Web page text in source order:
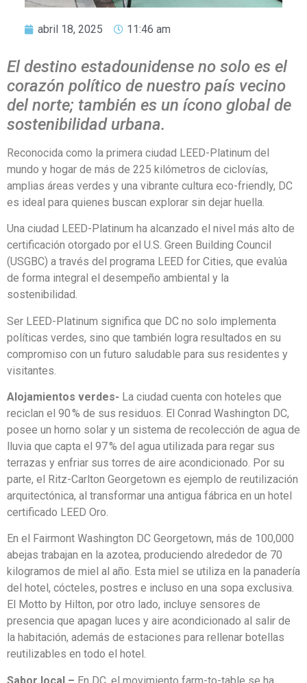
abril 18, 2025 11:46 am
El destino estadounidense no solo es el
corazón político de nuestro país vecino
del norte; también es un ícono global de
sostenibilidad urbana.
Reconocida como la primera ciudad LEED-Platinum del
mundo y hogar de más de 225 kilómetros de ciclovías,
amplias áreas verdes y una vibrante cultura eco-friendly, DC
es ideal para quienes buscan explorar sin dejar huella.
Una ciudad LEED-Platinum ha alcanzado el nivel más alto de
certificación otorgado por el U.S. Green Building Council
(USGBC) a través del programa LEED for Cities, que evalúa
de forma integral el desempeño ambiental y la
sostenibilidad.
Ser LEED-Platinum significa que DC no solo implementa
políticas verdes, sino que también logra resultados en su
compromiso con un futuro saludable para sus residentes y
visitantes.
Alojamientos verdes- La ciudad cuenta con hoteles que
reciclan el 90 % de sus residuos. El Conrad Washington DC,
posee un horno solar y un sistema de recolección de agua de
lluvia que capta el 97 % del agua utilizada para regar sus
terrazas y enfriar sus torres de aire acondicionado. Por su
parte, el Ritz-Carlton Georgetown es ejemplo de reutilización
arquitectónica, al transformar una antigua fábrica en un hotel
certificado LEED Oro.
En el Fairmont Washington DC Georgetown, más de 100,000
abejas trabajan en la azotea, produciendo alrededor de 70
kilogramos de miel al año. Esta miel se utiliza en la panadería
del hotel, cócteles, postres e incluso en una sopa exclusiva.
El Motto by Hilton, por otro lado, incluye sensores de
presencia que apagan luces y aire acondicionado al salir de
la habitación, además de estaciones para rellenar botellas
reutilizables en todo el hotel.